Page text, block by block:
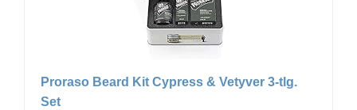
Proraso Beard Kit Cypress & Vetyver 3-tlg.
Set